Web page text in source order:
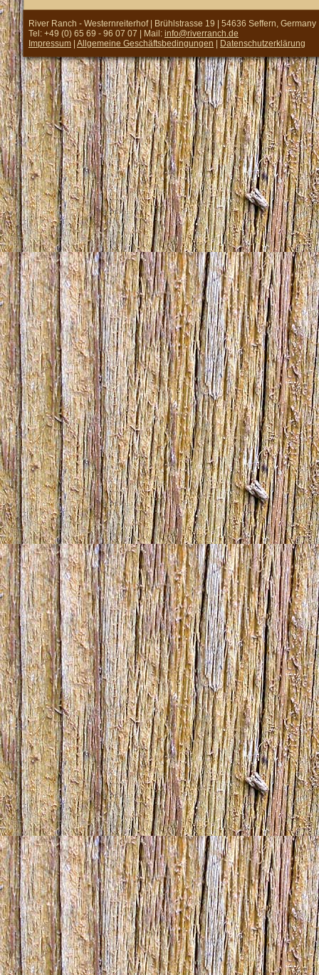
River Ranch - Westernreiterhof | Brühlstrasse 19 | 54636 Seffern, Germany
Tel: +49 (0) 65 69 - 96 07 07 | Mail: info@riverranch.de
Impressum Allgemeine Geschäftsbedingungen Datenschutzerklärung